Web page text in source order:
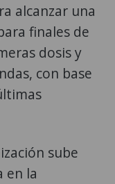
alcanzar una
finales de
dosis y
con base
sube
en la